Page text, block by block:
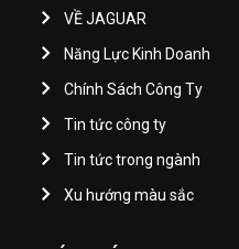
VỀ JAGUAR
Năng Lực Kinh Doanh
Chính Sách Công Ty
Tin tức công ty
Tin tức trong ngành
Xu hướng màu sắc